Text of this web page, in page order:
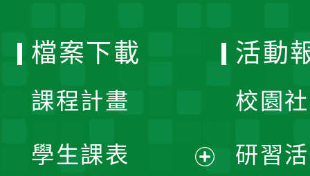
檔案下載
課程計畫
學生課表
活動
校園
研習